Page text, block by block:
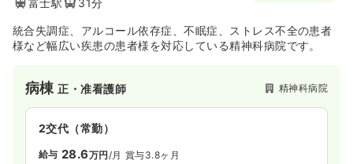
月給35万円以上可
気になる 詳細を見る
給与 29.9万円
時間 8:00～16:30 （休憩60分）
富士駅
31分
統合失調症、アルコール依存症、不眠症、ストレス不全の患者
様など幅広い疾患の患者様を対応している精神科病院です。
病棟正・准看護師 精神科病院
2交代（常勤）
給与 28.6万円/月 賞与3.8ヶ月